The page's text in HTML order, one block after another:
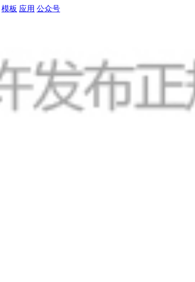
模板 应用 公众号